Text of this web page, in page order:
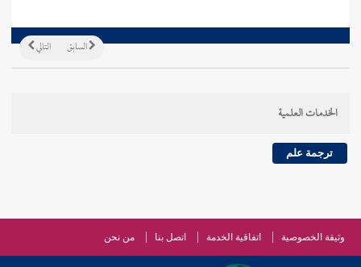
التالي السابق
الخدمات العلمية
ترجمة علم
وثيقة الخصوصية اتفاقية الخدمة اتصل بنا من نحن